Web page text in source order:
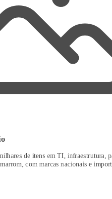
de itens em TI, infraestrutura,
com marcas nacionais e